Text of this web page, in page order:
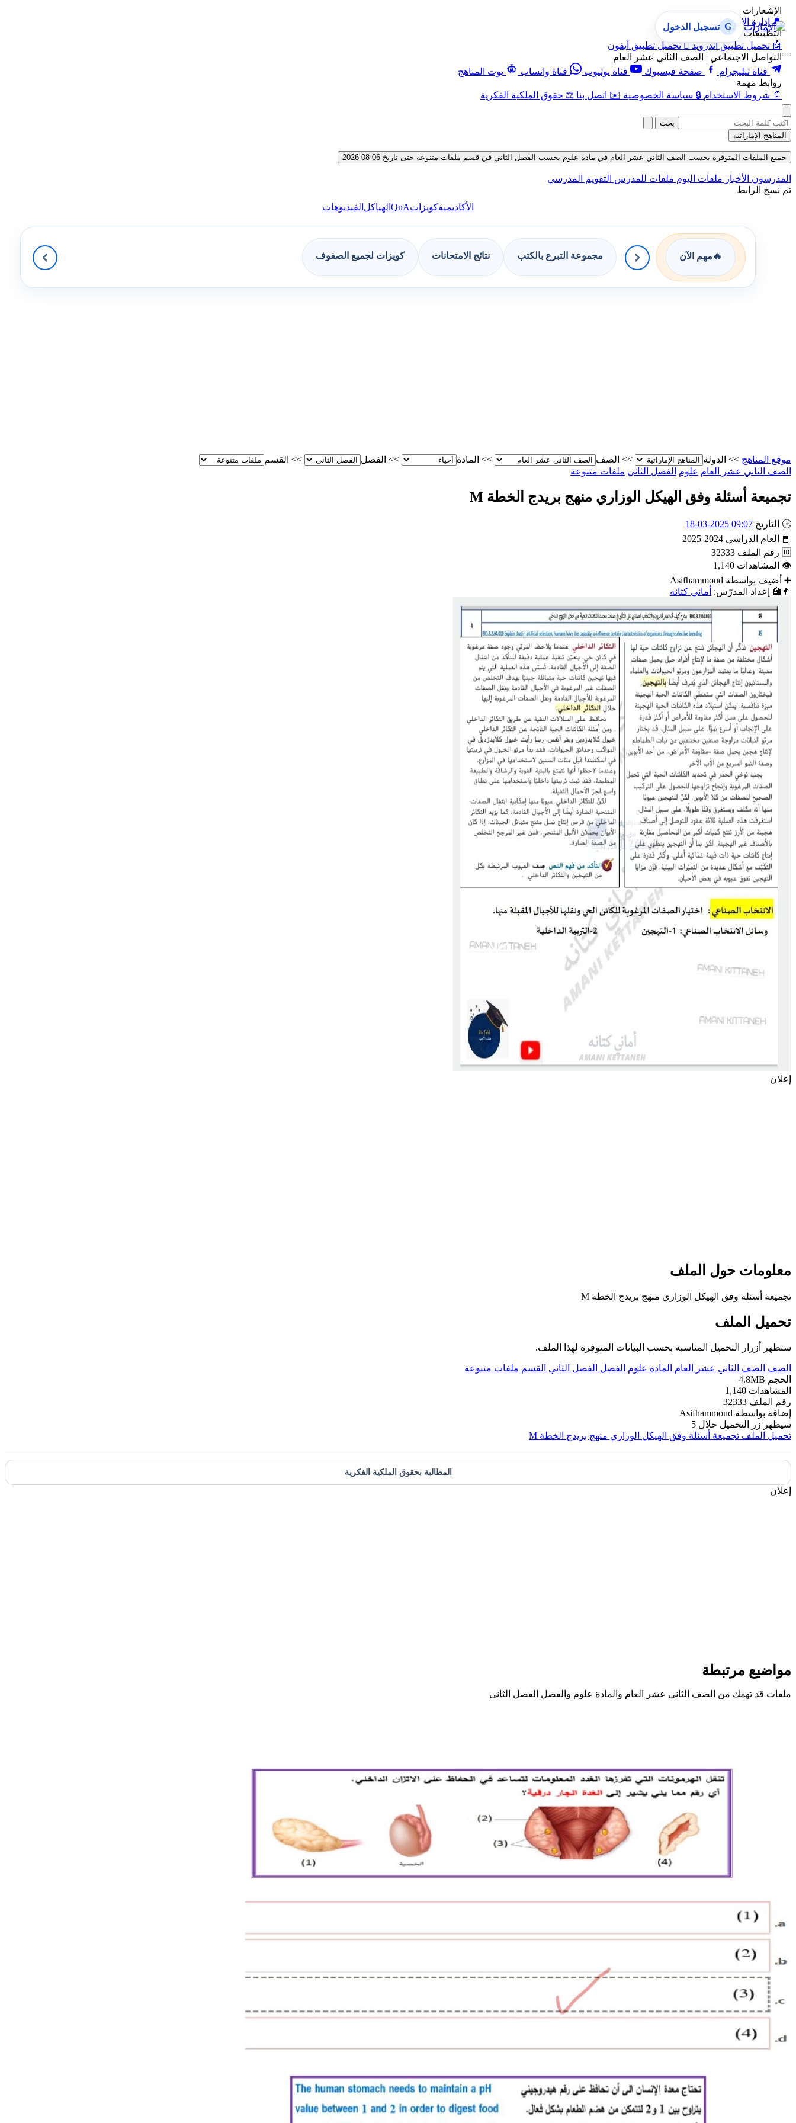
الإشعارات
🔔 إدارة الإشعارات
التطبيقات
🤖 تحميل تطبيق أندرويد  تحميل تطبيق آيفون
التواصل الاجتماعي | الصف الثاني عشر العام
قناة تيليجرام
صفحة فيسبوك قناة يوتيوب قناة واتساب
بوت المناهج
روابط مهمة
📄 شروط الاستخدام 🔒 سياسة الخصوصية ✉️ اتصل بنا ⚖️ حقوق الملكية الفكرية
G تسجيل الدخول
بحث
المناهج الإماراتية
جميع الملفات المتوفرة بحسب الصف الثاني عشر العام في مادة علوم بحسب الفصل الثاني في قسم ملفات متنوعة حتى تاريخ 06-08-2026
المدرسون الأخبار ملفات اليوم ملفات للمدرس التقويم المدرسي
تم نسخ الرابط
الأكاديميةكويزاتQnA الهياكل الفيديوهات
🔥 مهم الآن مجموعة التبرع بالكتب نتائج الامتحانات كويزات لجميع الصفوف
موقع المناهج >> الدولة >> الصف >> المادة >> الفصل >> القسم
الصف الثاني عشر العام علوم الفصل الثاني ملفات متنوعة
تجميعة أسئلة وفق الهيكل الوزاري منهج بريدج الخطة M
🕒 التاريخ 09:07 2025-03-18
📘
العام الدراسي 2024-2025
🆔 رقم الملف 32333
👁 المشاهدات 1,140
➕ أضيف بواسطة Asifhammoud
👨‍🏫
إعداد المدرّس: أماني كتانه
إعلان
معلومات حول الملف
تجميعة أسئلة وفق الهيكل الوزاري منهج بريدج الخطة M
تحميل الملف
ستظهر أزرار التحميل المناسبة بحسب البيانات المتوفرة لهذا الملف.
الصف الصف الثاني عشر العام المادة علوم الفصل الفصل الثاني القسم ملفات متنوعة
الحجم 4.8MB
المشاهدات 1,140
رقم الملف 32333
إضافة بواسطة Asifhammoud
سيظهر زر التحميل خلال 5
تحميل الملف تجميعة أسئلة وفق الهيكل الوزاري منهج بريدج الخطة M
المطالبة بحقوق الملكية الفكرية
إعلان
مواضيع مرتبطة
ملفات قد تهمك من الصف الثاني عشر العام والمادة علوم والفصل الفصل الثاني